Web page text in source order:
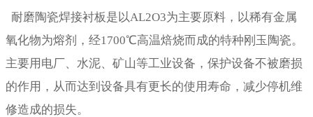
耐磨陶瓷焊接衬板是以AL2O3为主要原料，以稀有金属
氧化物为熔剂，经1700℃高温焙烧而成的特种刚玉陶瓷。
主要用电厂、水泥、矿山等工业设备，保护设备不被磨损
的作用，从而达到设备具有更长的使用寿命，减少停机维
修造成的损失。